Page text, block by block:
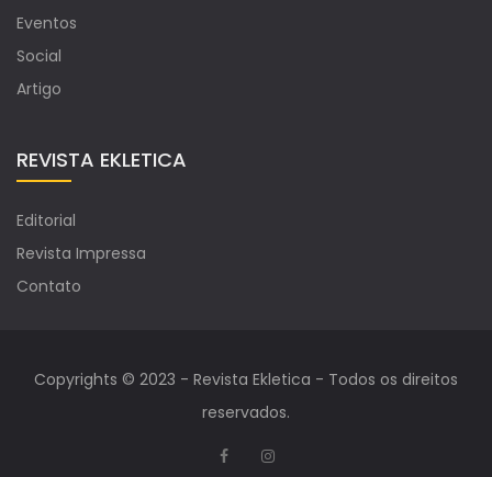
Eventos
Social
Artigo
REVISTA EKLETICA
Editorial
Revista Impressa
Contato
Copyrights © 2023 - Revista Ekletica - Todos os direitos
reservados.